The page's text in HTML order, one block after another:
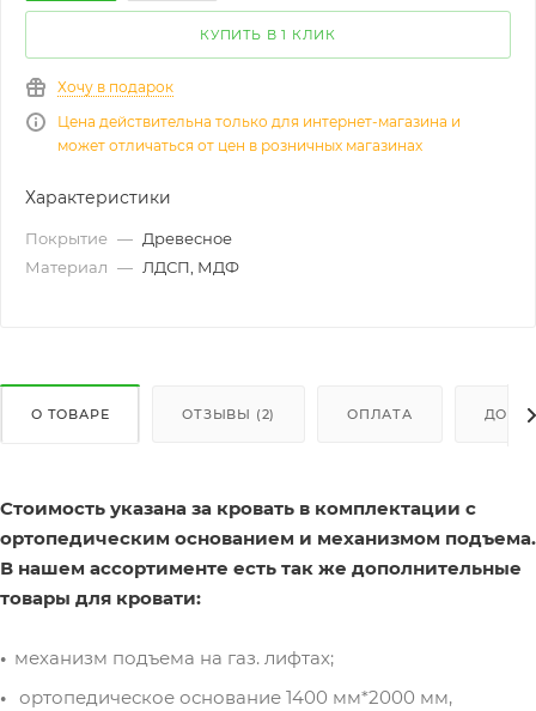
КУПИТЬ В 1 КЛИК
Хочу в подарок
Цена действительна только для интернет-магазина и
может отличаться от цен в розничных магазинах
Характеристики
Покрытие — Древесное
Материал — ЛДСП, МДФ
О ТОВАРЕ ОТЗЫВЫ (2) ОПЛАТА
Стоимость указана за кровать в комплектации с
ортопедическим основанием и механизмом подъема.
В нашем ассортименте есть так же дополнительные
товары для кровати:
механизм подъема на газ. лифтах;
ортопедическое основание 1400 мм*2000 мм,